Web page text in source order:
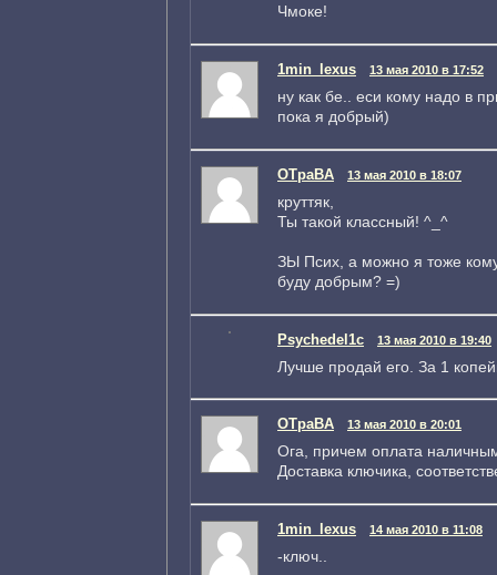
Чмоке!
1min_lexus 13 мая 2010 в 17:52
ну как бе.. еси кому надо в
пока я добрый)
OTpaBA 13 мая 2010 в 18:07
круттяк,
Ты такой классный! ^_^
ЗЫ Псих, а можно я тоже
буду добрым? =)
Psychedel1c 13 мая 2010 в 19:40
Лучше продай его. За 1
OTpaBA 13 мая 2010 в 20:01
Ога, причем оплата
Доставка ключика,
1min_lexus 14 мая 2010 в 11:08
-ключ..